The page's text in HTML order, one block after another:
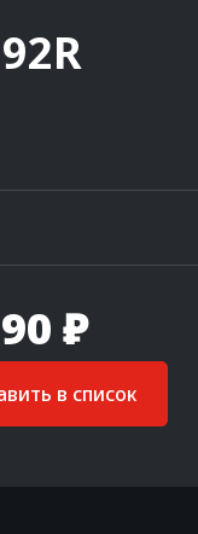
₽
в список